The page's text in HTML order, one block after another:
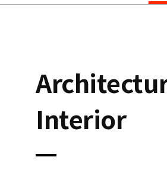
Interior